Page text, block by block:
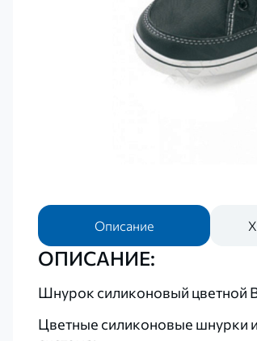
Описание
ОПИСАНИЕ:
Шнурок силиконовый цветной
Цветные силиконовые шнурки